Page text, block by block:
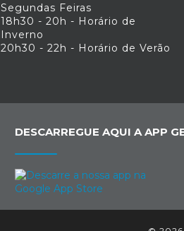
Segundas Feiras
18h30 - 20h - Horário de
Inverno
20h30 - 22h - Horário de Verão
DESCARREGUE AQUI A APP